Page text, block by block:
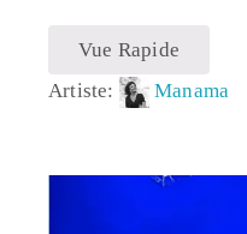
Vue Rapide
Artiste:
Manama